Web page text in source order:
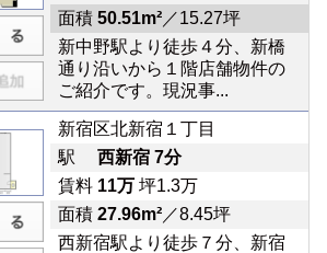
面積 50.51m²／15.27坪
新中野駅より徒歩４分、新橋
通り沿いから１階店舗物件の
ご紹介です。現況事...
新宿区北新宿１丁目
駅 西新宿 7分
賃料 11万坪1.3万
面積 27.96m²／8.45坪
西新宿駅より徒歩７分、新宿